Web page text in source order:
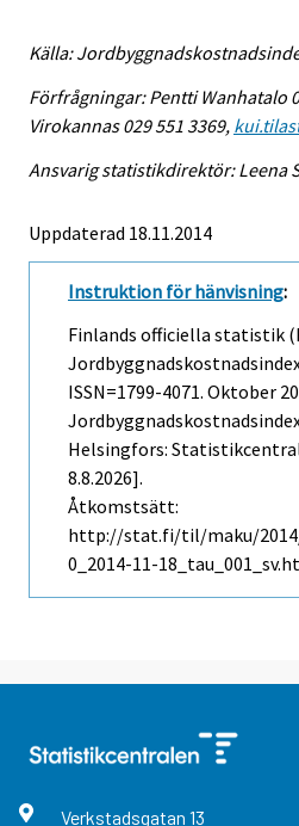
Källa:
Förfrågningar: Pentti Wanhatalo
Virokannas 029 551 3369,
Ansvarig statistikdirektör: Leena
Uppdaterad 18.11.2014
Instruktion för hänvisning:
Finlands officiella statistik
ISSN=1799-4071. Oktober
Helsingfors:
8.8.2026].
Åtkomstsätt:
http://stat.fi/til/maku/2014/
0_2014-11-
Verkstadsgatan 13